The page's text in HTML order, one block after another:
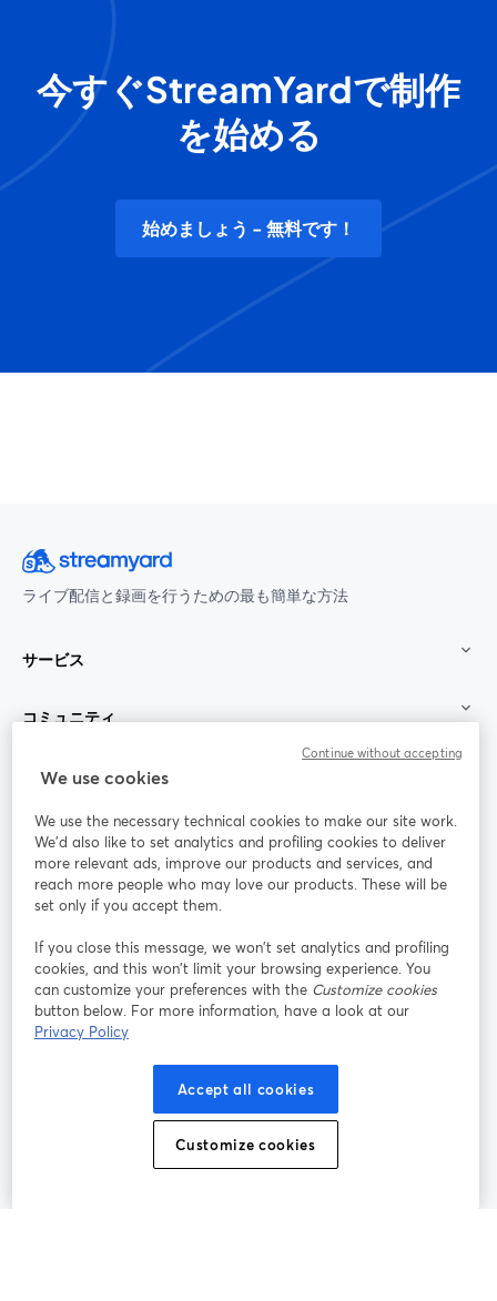
今すぐStreamYardで制作
を始める
始めましょう - 無料です！
ライブ配信と録画を行うための最も簡単な方法
サービス
コミュニティ
StreamYard：
参加する
ライ
ンセ
ミナ
ー
Facebook
新しいタブで開く(Twitter)
YouTube
Instagram
新しいタブで開く
LinkedIn
新しいタブで開く
新しいタブで開く
プラットフォーム利用規約
個人情報保護方針 クッキーポリシー
We use cookies
We use the necessary technical cookies to make our site work.
We'd also like to set analytics and profiling cookies to deliver
more relevant ads, improve our products and services, and
reach more people who may love our products. These will be
set only if you accept them.
If you close this message, we won’t set analytics and profiling
cookies, and this won’t limit your browsing experience. You
can customize your preferences with the Customize cookies
button below. For more information, have a look at our
Privacy Policy
Accept all cookies
Customize cookies
Continue without accepting